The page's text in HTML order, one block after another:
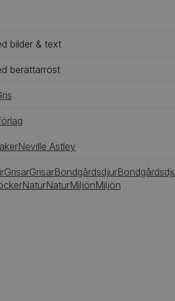
bilder & text
berättarröst
Neville Astley
GrisarGrisarBondgårdsdjur
NaturNaturMiljönMiljön